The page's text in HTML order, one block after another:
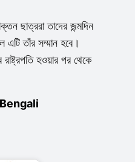
ছাত্ররা তাদের জন্মদিন
এটি তাঁর সম্মান হবে।
হওয়ার পর থেকে
Bengali